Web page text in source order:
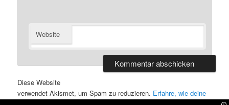
Website
Diese Website
verwendet Akismet, um Spam zu reduzieren. Erfahre, wie deine